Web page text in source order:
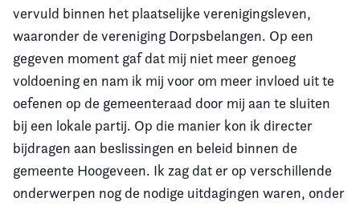
vervuld binnen het plaatselijke verenigingsleven,
waaronder de vereniging Dorpsbelangen. Op een
gegeven moment gaf dat mij niet meer genoeg
voldoening en nam ik mij voor om meer invloed uit te
oefenen op de gemeenteraad door mij aan te sluiten
bij een lokale partij. Op die manier kon ik directer
bijdragen aan beslissingen en beleid binnen de
gemeente Hoogeveen. Ik zag dat er op verschillende
onderwerpen nog de nodige uitdagingen waren, onder